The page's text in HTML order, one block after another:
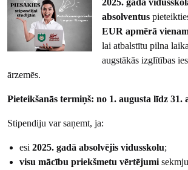
absolventus
EUR apmērā
lai atbalstītu pilna
augstākās izglītības
ārzemēs.
Pieteikšanās termiņš: no 1. augusta līdz 31.
Stipendiju var saņemt, ja:
esi2025. gadā absolvējis vidusskolu;
visu mācību priekšmetu vērtējumi